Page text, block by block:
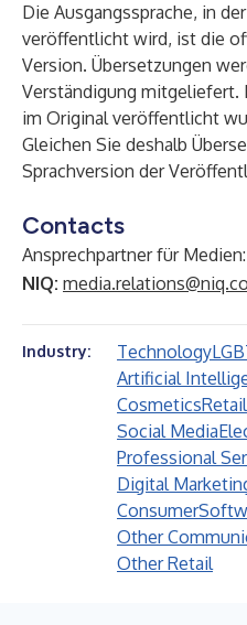
Die Ausgangssprache, in
veröffentlicht wird, ist die
Version. Übersetzungen
Verständigung mitgeliefert.
im Original veröffentlicht
Gleichen Sie deshalb
Sprachversion der
Contacts
Ansprechpartner für Medien:
NIQ:
Industry: Technology
Artificial
CosmeticsRetail
Social Media
Professional
Digital
Consumer
Other
Other Retail